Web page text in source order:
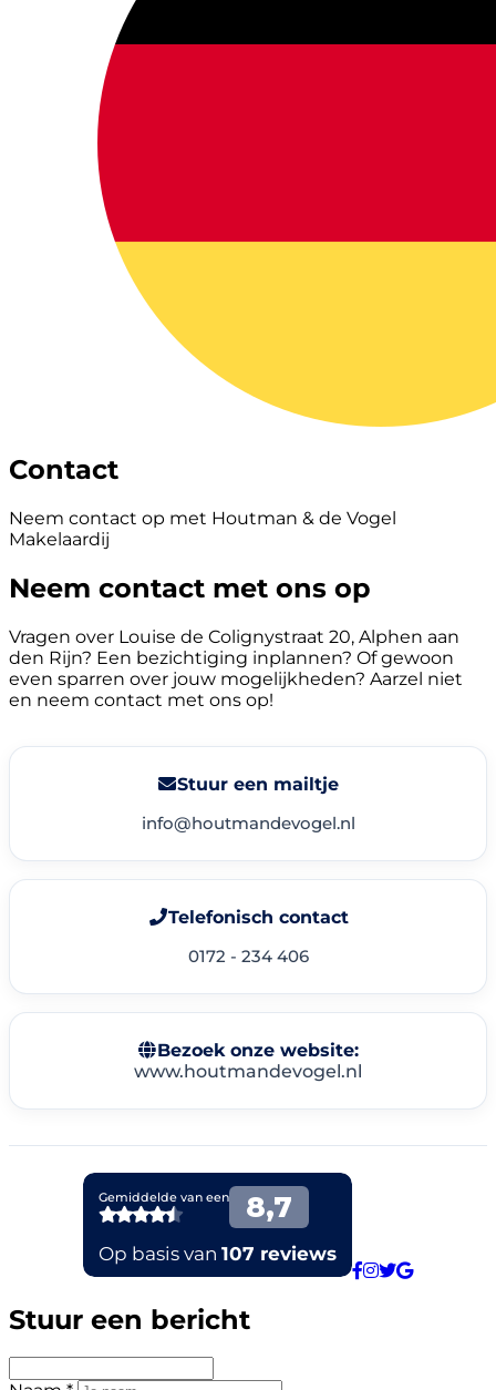
Contact
Neem contact op met Houtman & de Vogel
Makelaardij
Neem contact met ons op
Vragen over Louise de Colignystraat 20, Alphen aan
den Rijn? Een bezichtiging inplannen? Of gewoon
even sparren over jouw mogelijkheden? Aarzel niet
en neem contact met ons op!
Stuur een mailtje
info@houtmandevogel.nl
Telefonisch contact
0172 - 234 406
Bezoek onze website:
www.houtmandevogel.nl
Stuur een bericht